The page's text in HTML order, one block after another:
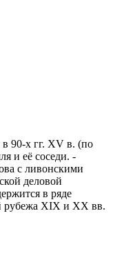
90-х гг. XV в. (по
и её соседи. -
с ливонскими
деловой
в ряде
рубежа XIX и XX вв.